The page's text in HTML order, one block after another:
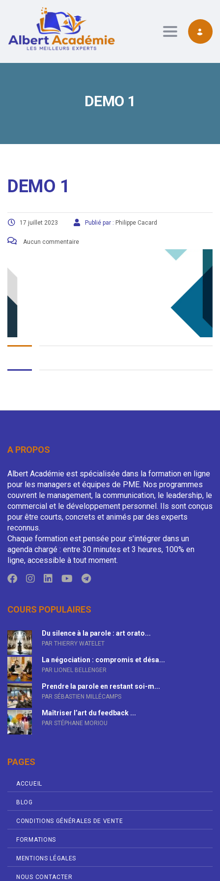
Toggle
DEMO 1
DEMO 1
17 juillet 2023 Publié par : Philippe Cacard
Aucun commentaire
A PROPOS
Albert Académie est spécialisée dans la formation en ligne
pour les managers et équipes de PME. Nos programmes
couvrent le management, la communication, le leadership, le
commercial et le développement personnel. Ils sont conçus
pour être courts, concrets et animés par des experts
reconnus.
Chaque formation est pensée pour s'intégrer dans un
agenda chargé : entre 30 minutes et 3 heures, 100% en
ligne, accessible à tout moment.
COURS POPULAIRES
Du silence à la parole : art orato...
PAR THIERRY WATELET
La négociation : compromis et désa...
PAR LIONEL BELLENGER
Prendre la parole en restant soi-m...
PAR SÉBASTIEN MILLÉCAMPS
Maîtriser l’art du feedback ...
PAR STÉPHANE MORIOU
PAGES
ACCUEIL
BLOG
CONDITIONS GÉNÉRALES DE VENTE
FORMATIONS
MENTIONS LÉGALES
NOUS CONTACTER